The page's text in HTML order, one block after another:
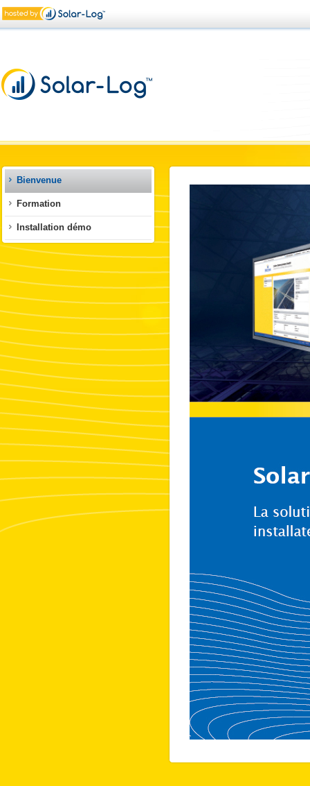
Bienvenue
Formation
Installation démo